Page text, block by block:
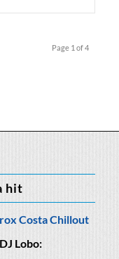
Page 1 of 4
hit
Costa Chillout
Lobo: